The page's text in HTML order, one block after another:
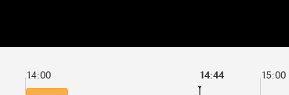
14:00 15:00
14:44